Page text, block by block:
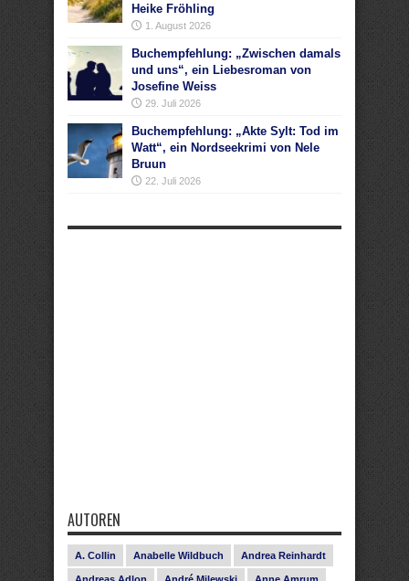
Heike Fröhling
1. August 2026
Buchempfehlung: „Zwischen damals
und uns“, ein Liebesroman von
Josefine Weiss
29. Juli 2026
Buchempfehlung: „Akte Sylt: Tod im
Watt“, ein Nordseekrimi von Nele
Bruun
22. Juli 2026
AUTOREN
A. Collin Anabelle Wildbuch Andrea Reinhardt